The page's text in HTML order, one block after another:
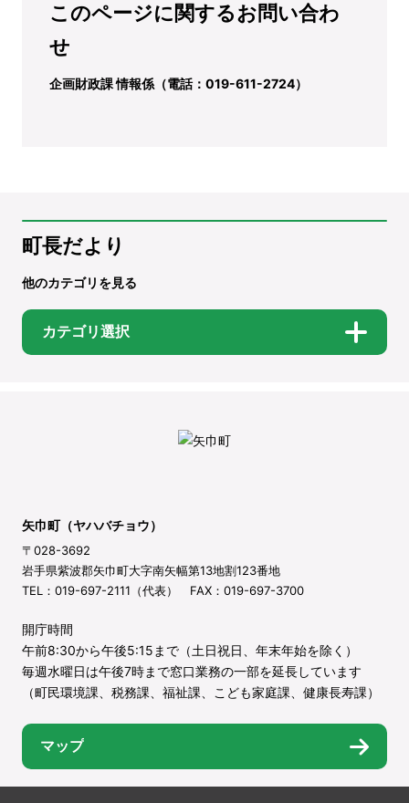
このページに関するお問い合わ
せ
企画財政課 情報係（電話：019-611-2724）
町長だより
他のカテゴリを見る
カテゴリ選択
矢巾町（ヤハバチョウ）
〒028-3692
岩手県紫波郡矢巾町大字南矢幅第13地割123番地
TEL：019-697-2111（代表） FAX：019-697-3700
開庁時間
午前8:30から午後5:15まで（土日祝日、年末年始を除く）
毎週水曜日は午後7時まで窓口業務の一部を延長しています
（町民環境課、税務課、福祉課、こども家庭課、健康長寿課）
マップ